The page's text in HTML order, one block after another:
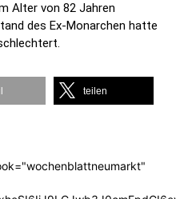
Alter von 82 Jahren
des Ex-Monarchen hatte
teilen